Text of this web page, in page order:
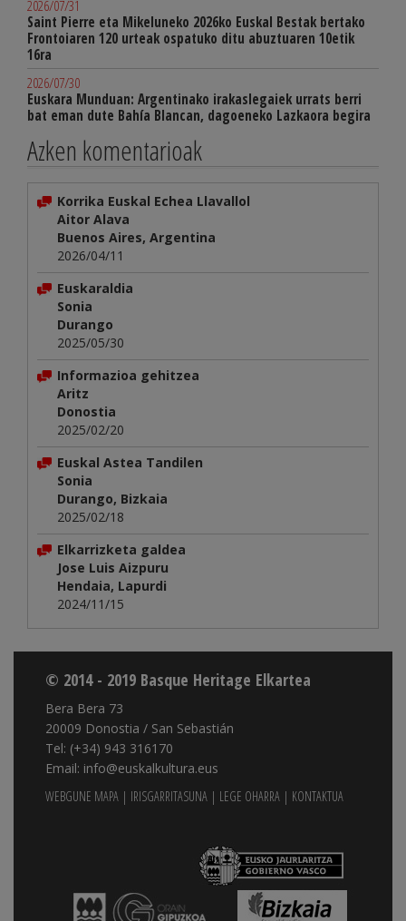
2026/07/31
Saint Pierre eta Mikeluneko 2026ko Euskal Bestak bertako
Frontoiaren 120 urteak ospatuko ditu abuztuaren 10etik
16ra
2026/07/30
Euskara Munduan: Argentinako irakaslegaiek urrats berri
bat eman dute Bahía Blancan, dagoeneko Lazkaora begira
Azken komentarioak
Korrika Euskal Echea Llavallol
Aitor Alava
Buenos Aires, Argentina
2026/04/11
Euskaraldia
Sonia
Durango
2025/05/30
Informazioa gehitzea
Aritz
Donostia
2025/02/20
Euskal Astea Tandilen
Sonia
Durango, Bizkaia
2025/02/18
Elkarrizketa galdea
Jose Luis Aizpuru
Hendaia, Lapurdi
2024/11/15
© 2014 - 2019 Basque Heritage Elkartea
Bera Bera 73
20009 Donostia / San Sebastián
Tel: (+34) 943 316170
Email: info@euskalkultura.eus
WEBGUNE MAPA | IRISGARRITASUNA | LEGE OHARRA | KONTAKTUA